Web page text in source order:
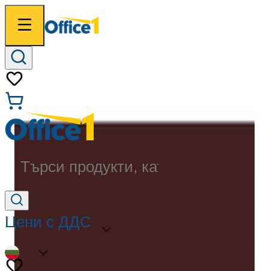
Търси продукти, категории...
Цени с ДДС
BG